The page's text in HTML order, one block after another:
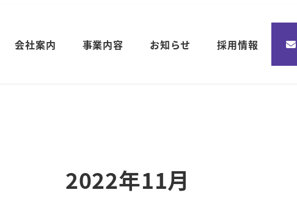
会社案内 事業内容 お知らせ 採用情報
2022年11月